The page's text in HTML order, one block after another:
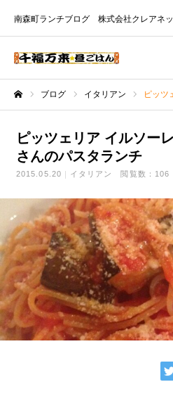
南森町ランチブログ 株式会社クレアネ
ブログ イタリアン ピッツェリ
ピッツェリア イルソー
さんのパスタランチ
2015.05.20 イタリアン 閲覧数：106